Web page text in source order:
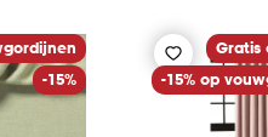
-15%
Gratis
-15% op